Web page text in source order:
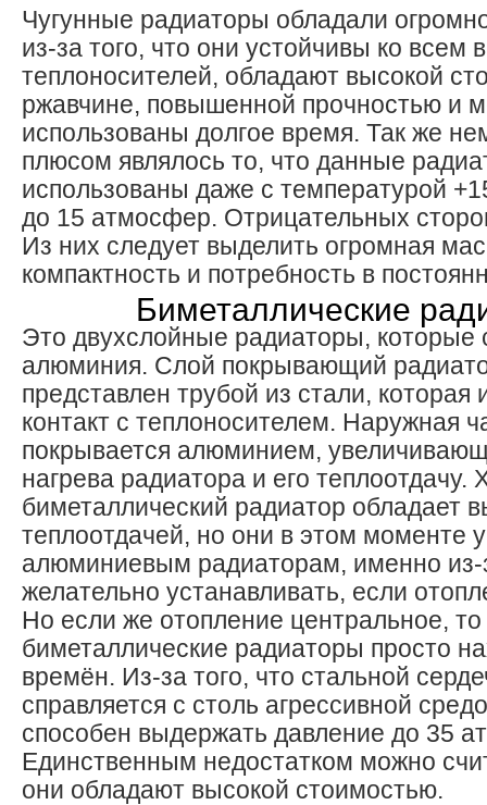
Чугунные радиаторы обладали
из-за того, что они устойчивы ко всем
теплоносителей, обладают высокой
ржавчине, повышенной прочностью и
использованы долгое время. Так же
плюсом являлось то, что данные
использованы даже с температурой
до 15 атмосфер. Отрицательных
Из них следует выделить огромная
компактность и потребность в
Биметаллические
Это двухслойные радиаторы, которые
алюминия. Слой покрывающий
представлен трубой из стали, которая
контакт с теплоносителем. Наружная
покрывается алюминием,
нагрева радиатора и его теплоотдачу.
биметаллический радиатор обладает
теплоотдачей, но они в этом моменте
алюминиевым радиаторам, именно из-
желательно устанавливать, если
Но если же отопление центральное, то
биметаллические радиаторы просто
времён. Из-за того, что стальной
справляется с столь агрессивной
способен выдержать давление до 35
Единственным недостатком можно
они обладают высокой стоимостью.